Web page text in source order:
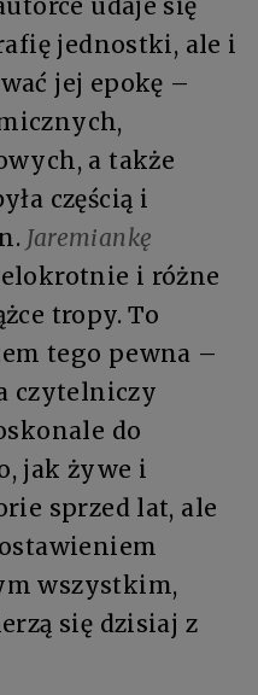
udaje się
jednostki, ale i
jej epokę –
a także
częścią i
Jaremiankę
i różne
tropy. To
tego pewna –
czytelniczy
do
jak żywe i
sprzed lat, ale
wszystkim,
się dzisiaj z